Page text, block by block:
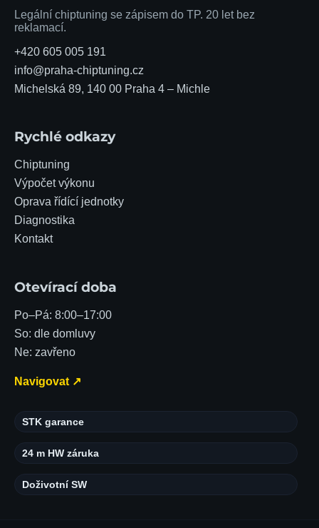
Legální chiptuning se zápisem do TP. 20 let bez
reklamací.
+420 605 005 191
info@praha-chiptuning.cz
Michelská 89, 140 00 Praha 4 – Michle
Rychlé odkazy
Chiptuning
Výpočet výkonu
Oprava řídící jednotky
Diagnostika
Kontakt
Otevírací doba
Po–Pá: 8:00–17:00
So: dle domluvy
Ne: zavřeno
Navigovat ↗
STK garance
24 m HW záruka
Doživotní SW